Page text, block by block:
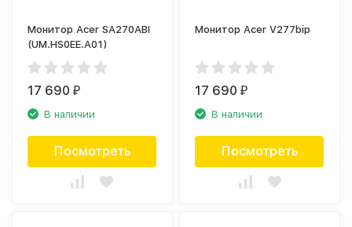
Монитор Acer SA270ABI
(UM.HS0EE.A01)
17 690₽
В наличии
Посмотреть
Монитор Acer V277bip
17 690₽
В наличии
Посмотреть